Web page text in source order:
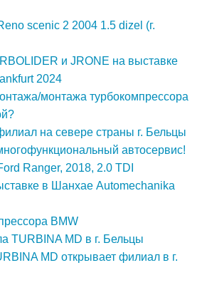
scenic 2 2004 1.5 dizel (г.
и JRONE на выставке
2024
монтажа турбокомпрессора
на севере страны г. Бельцы
автосервис!
Ranger, 2018, 2.0 TDI
в Шанхае Automechanika
BMW
TURBINA MD в г. Бельцы
MD открывает филиал в г.